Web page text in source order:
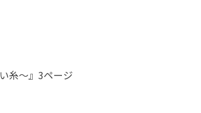
糸～』3ページ